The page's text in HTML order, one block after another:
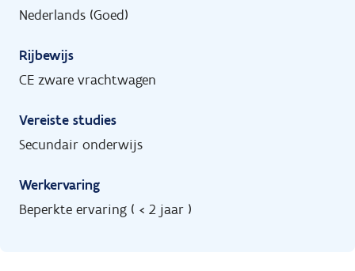
Nederlands (Goed)
Rijbewijs
CE zware vrachtwagen
Vereiste studies
Secundair onderwijs
Werkervaring
Beperkte ervaring ( < 2 jaar )